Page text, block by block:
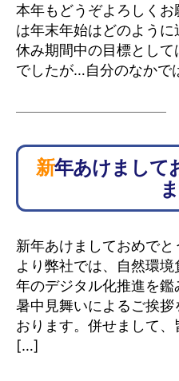
本年もどうぞよろしく
は年末年始はどのよう
休み期間中の目標として
でしたが…自分のなか
新年あけましておめでとうござい
新年あけましておめで
より弊社では、自然環
年のデジタル化推進を
暑中見舞いによるご挨
おります。併せまして
[…]